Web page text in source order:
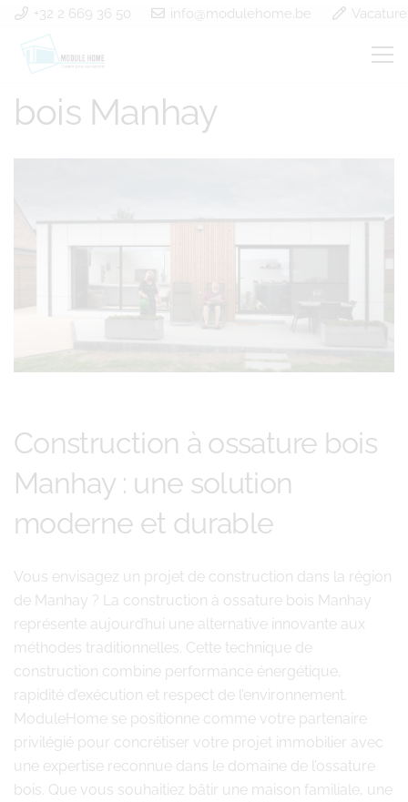
+32 2 669 36 50 info@modulehome.be
Construction à ossature
bois Manhay
Construction à ossature bois
Manhay : une solution
moderne et durable
Vous envisagez un projet de construction dans la région
de Manhay ? La construction à ossature bois Manhay
représente aujourd’hui une alternative innovante aux
méthodes traditionnelles. Cette technique de
construction combine performance énergétique,
rapidité d’exécution et respect de l’environnement.
ModuleHome se positionne comme votre partenaire
privilégié pour concrétiser votre projet immobilier avec
une expertise reconnue dans le domaine de l’ossature
bois. Que vous souhaitiez bâtir une maison familiale, une